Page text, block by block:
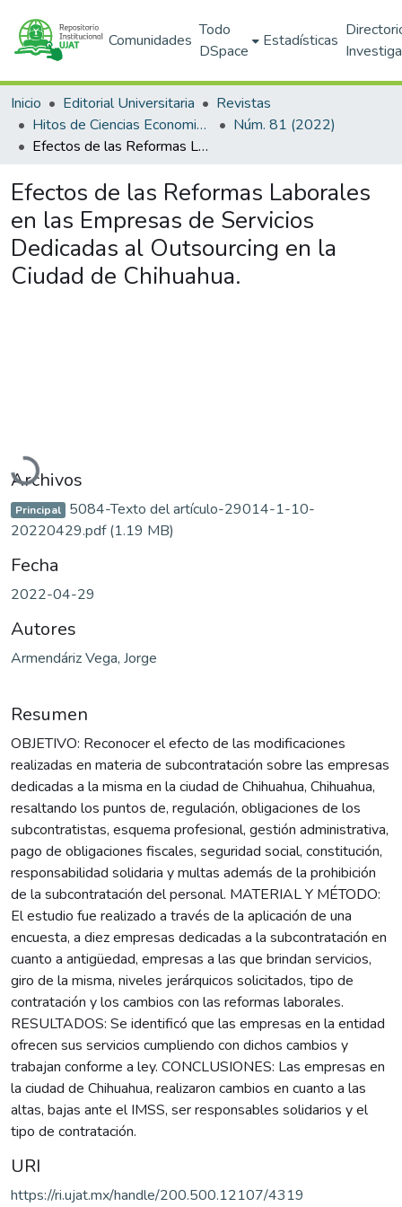
Comunidades
Todo
DSpace
Estadísticas
Inicio Editorial Universitaria
Revistas
Hitos de Ciencias Economico Administrativas
Núm. 81 (2022)
Efectos de las Reformas Laborales en las Empresas de Servicios Dedicadas al Outsourcing en la Ciudad de Chihuahua.
Efectos de las Reformas Laborales
en las Empresas de Servicios
Dedicadas al Outsourcing en la
Ciudad de Chihuahua.
Cargando...
Archivos
Principal 5084-Texto del artículo-29014-1-10-
20220429.pdf(1.19 MB)
Fecha
2022-04-29
Autores
Armendáriz Vega, Jorge
Resumen
OBJETIVO: Reconocer el efecto de las modificaciones
realizadas en materia de subcontratación sobre las empresas
dedicadas a la misma en la ciudad de Chihuahua, Chihuahua,
resaltando los puntos de, regulación, obligaciones de los
subcontratistas, esquema profesional, gestión administrativa,
pago de obligaciones fiscales, seguridad social, constitución,
responsabilidad solidaria y multas además de la prohibición
de la subcontratación del personal. MATERIAL Y MÉTODO:
El estudio fue realizado a través de la aplicación de una
encuesta, a diez empresas dedicadas a la subcontratación en
cuanto a antigüedad, empresas a las que brindan servicios,
giro de la misma, niveles jerárquicos solicitados, tipo de
contratación y los cambios con las reformas laborales.
RESULTADOS: Se identificó que las empresas en la entidad
ofrecen sus servicios cumpliendo con dichos cambios y
trabajan conforme a ley. CONCLUSIONES: Las empresas en
la ciudad de Chihuahua, realizaron cambios en cuanto a las
altas, bajas ante el IMSS, ser responsables solidarios y el
tipo de contratación.
URI
https://ri.ujat.mx/handle/200.500.12107/4319